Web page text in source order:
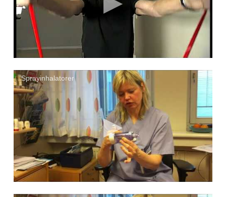
Sprayinhalatorer